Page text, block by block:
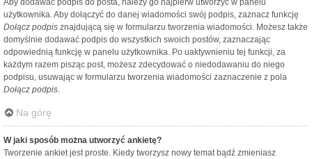
Aby dodawać podpis do posta, należy go najpierw utworzyć w panelu
użytkownika. Aby dołączyć do danej wiadomości swój podpis, zaznacz funkcję
Dołącz podpis znajdującą się w formularzu tworzenia wiadomości. Możesz także
domyślnie dodawać podpis do wszystkich swoich postów, zaznaczając
odpowiednią funkcję w panelu użytkownika. Po uaktywnieniu tej funkcji, za
każdym razem pisząc post, możesz zdecydować o niedodawaniu do niego
podpisu, usuwając w formularzu tworzenia wiadomości zaznaczenie z pola
Dołącz podpis.
Na górę
W jaki sposób można utworzyć ankietę?
Tworzenie ankiet jest proste. Kiedy tworzysz nowy temat bądź zmieniasz